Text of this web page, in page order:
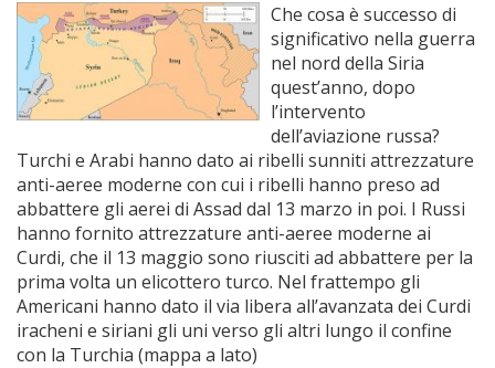
Che cosa è successo di
significativo nella guerra
nel nord della Siria
quest’anno, dopo
l’intervento
dell’aviazione russa?
Turchi e Arabi hanno dato ai ribelli sunniti attrezzature
anti-aeree moderne con cui i ribelli hanno preso ad
abbattere gli aerei di Assad dal 13 marzo in poi. I Russi
hanno fornito attrezzature anti-aeree moderne ai
Curdi, che il 13 maggio sono riusciti ad abbattere per la
prima volta un elicottero turco. Nel frattempo gli
Americani hanno dato il via libera all’avanzata dei Curdi
iracheni e siriani gli uni verso gli altri lungo il confine
con la Turchia (mappa a lato)